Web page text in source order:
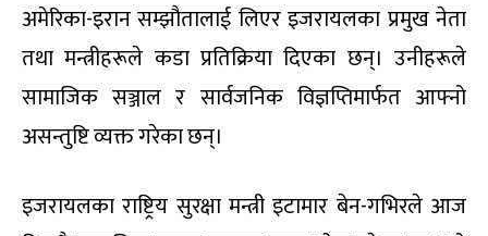
अमेरिका-इरान सम्झौतालाई लिएर इजरायलका प्रमुख नेता
तथा मन्त्रीहरूले कडा प्रतिक्रिया दिएका छन्। उनीहरूले
सामाजिक सञ्जाल र सार्वजनिक विज्ञप्तिमार्फत आफ्नो
असन्तुष्टि व्यक्त गरेका छन्।
इजरायलका राष्ट्रिय सुरक्षा मन्त्री इटामार बेन-गभिरले आज